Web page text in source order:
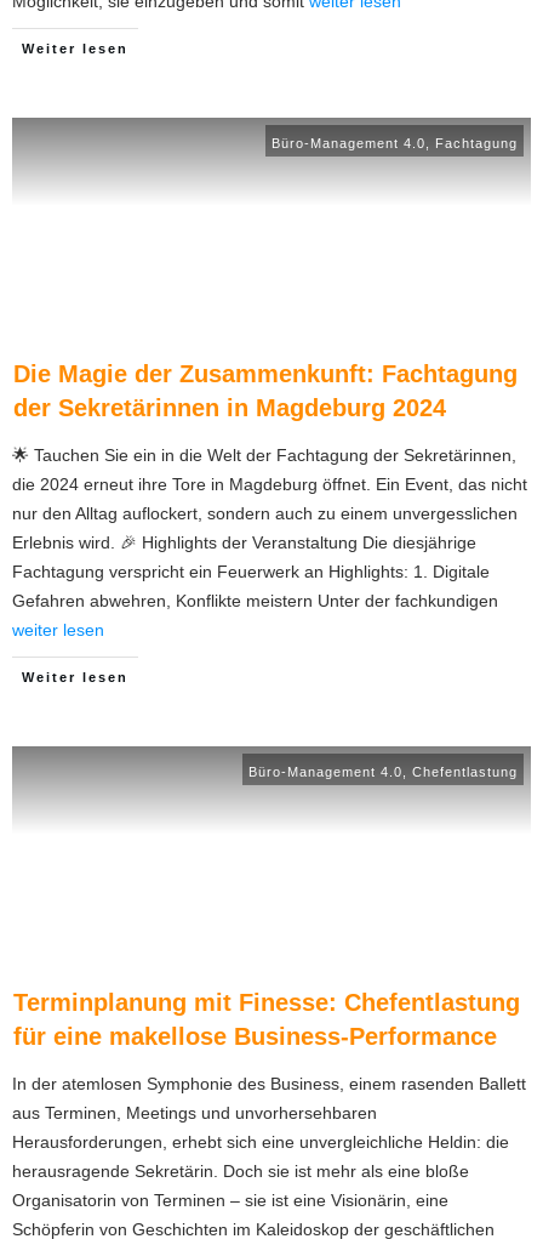
Weiter lesen
Büro-Management 4.0 Fachtagung
Die Magie der Zusammenkunft: Fachtagung
der Sekretärinnen in Magdeburg 2024
🌟 Tauchen Sie ein in die Welt der Fachtagung der Sekretärinnen,
die 2024 erneut ihre Tore in Magdeburg öffnet. Ein Event, das nicht
nur den Alltag auflockert, sondern auch zu einem unvergesslichen
Erlebnis wird. 🎉 Highlights der Veranstaltung Die diesjährige
Fachtagung verspricht ein Feuerwerk an Highlights: 1. Digitale
Gefahren abwehren, Konflikte meistern Unter der fachkundigen
weiter lesen
Weiter lesen
Büro-Management 4.0 Chefentlastung
Terminplanung mit Finesse: Chefentlastung
für eine makellose Business-Performance
In der atemlosen Symphonie des Business, einem rasenden Ballett
aus Terminen, Meetings und unvorhersehbaren
Herausforderungen, erhebt sich eine unvergleichliche Heldin: die
herausragende Sekretärin. Doch sie ist mehr als eine bloße
Organisatorin von Terminen – sie ist eine Visionärin, eine
Schöpferin von Geschichten im Kaleidoskop der geschäftlichen